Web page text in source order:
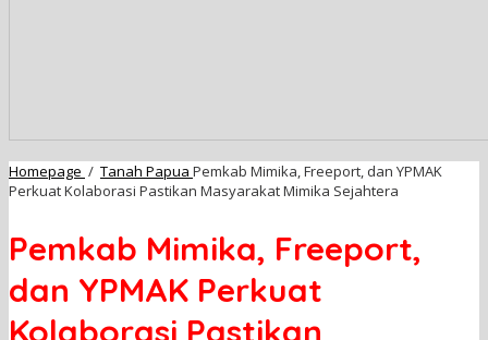
Homepage / Tanah Papua Pemkab Mimika, Freeport, dan YPMAK
Perkuat Kolaborasi Pastikan Masyarakat Mimika Sejahtera
Pemkab Mimika, Freeport,
dan YPMAK Perkuat
Kolaborasi Pastikan